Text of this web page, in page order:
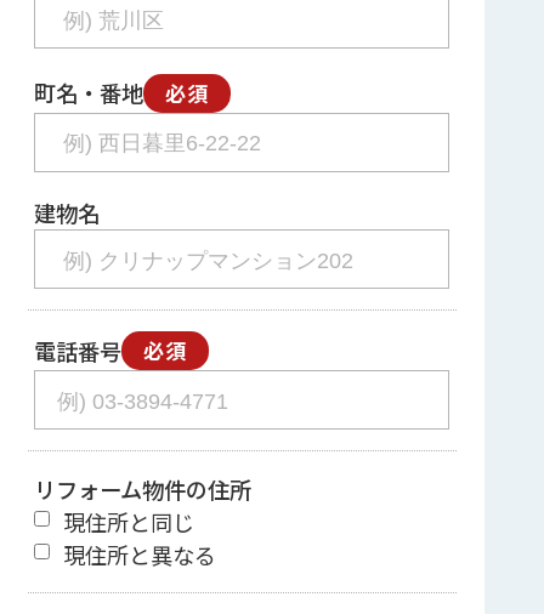
町名・番地 必須
建物名
電話番号 必須
リフォーム物件の住所
現住所と同じ
現住所と異なる